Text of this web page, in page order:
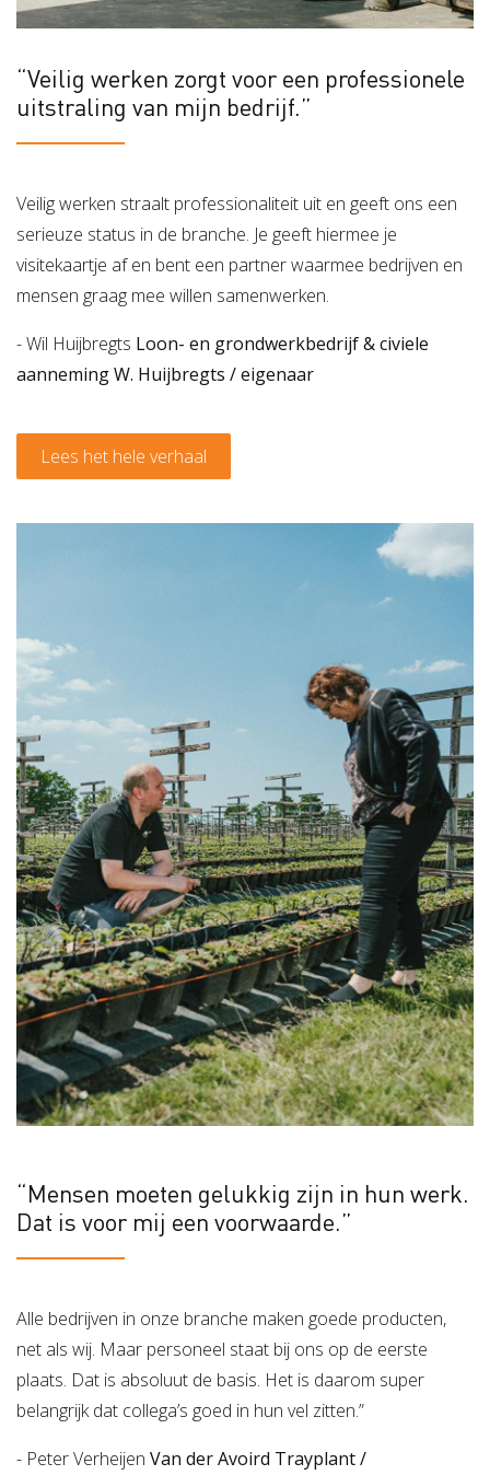
“Veilig werken zorgt voor een professionele
uitstraling van mijn bedrijf.”
Veilig werken straalt professionaliteit uit en geeft ons een
serieuze status in de branche. Je geeft hiermee je
visitekaartje af en bent een partner waarmee bedrijven en
mensen graag mee willen samenwerken.
- Wil Huijbregts Loon- en grondwerkbedrijf & civiele
aanneming W. Huijbregts / eigenaar
Lees het hele verhaal
“Mensen moeten gelukkig zijn in hun werk.
Dat is voor mij een voorwaarde.”
Alle bedrijven in onze branche maken goede producten,
net als wij. Maar personeel staat bij ons op de eerste
plaats. Dat is absoluut de basis. Het is daarom super
belangrijk dat collega’s goed in hun vel zitten.”
- Peter Verheijen Van der Avoird Trayplant /